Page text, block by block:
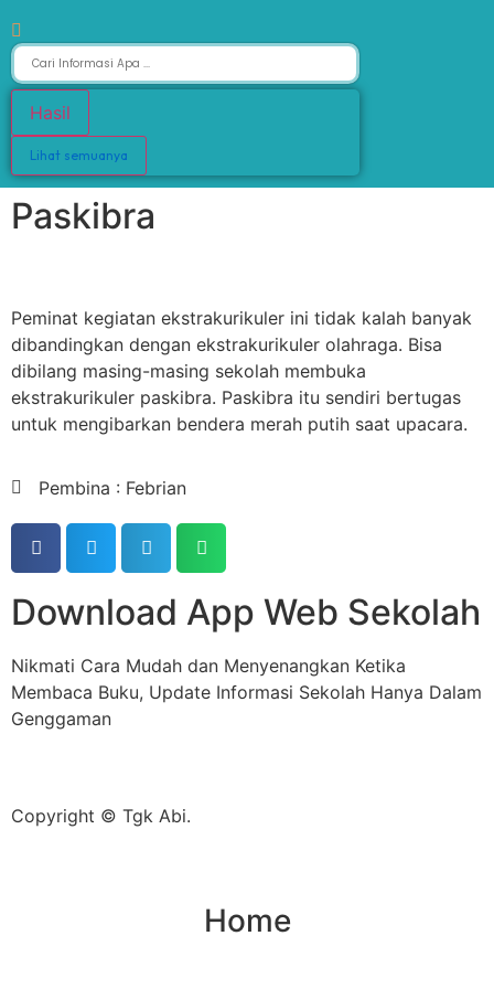
Hasil
Lihat semuanya
Paskibra
Peminat kegiatan ekstrakurikuler ini tidak kalah banyak
dibandingkan dengan ekstrakurikuler olahraga. Bisa
dibilang masing-masing sekolah membuka
ekstrakurikuler paskibra. Paskibra itu sendiri bertugas
untuk mengibarkan bendera merah putih saat upacara.
Pembina : Febrian
Download App Web Sekolah
Nikmati Cara Mudah dan Menyenangkan Ketika
Membaca Buku, Update Informasi Sekolah Hanya Dalam
Genggaman
Copyright © Tgk Abi.
Home